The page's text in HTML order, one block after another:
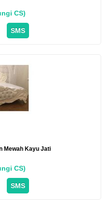
CS)
SMS
Mewah Kayu Jati
CS)
SMS